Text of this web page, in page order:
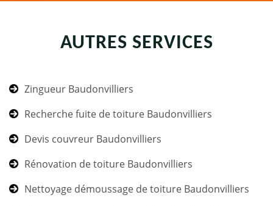
AUTRES SERVICES
Zingueur Baudonvilliers
Recherche fuite de toiture Baudonvilliers
Devis couvreur Baudonvilliers
Rénovation de toiture Baudonvilliers
Nettoyage démoussage de toiture Baudonvilliers